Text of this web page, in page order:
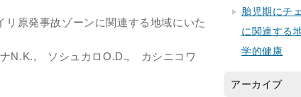
リ原発事故ゾーンに関連する地域にいた
N.K., ソシュカロO.D., カシニコワ
胎児期にチ
に関連する
学的健康
アーカイブ